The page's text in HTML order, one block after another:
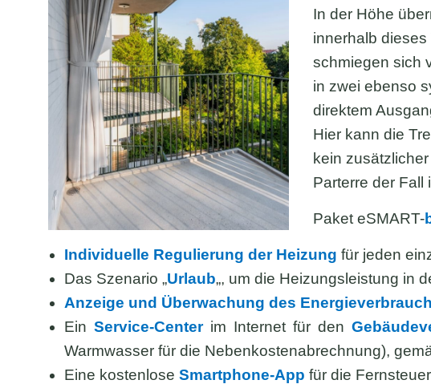
In der Höhe
innerhalb
schmiegen sich
in zwei ebenso
direktem
Hier kann die
kein
Parterre der Fall
Paket eSMART-
Individuelle Regulierung der Heizung für jeden
Das Szenario „Urlaub„, um die Heizungsleistung in
Anzeige und Überwachung des
Ein Service-Centerim Internet für den
Warmwasser für die Nebenkostenabrechnung),
Eine kostenlose Smartphone-App für die